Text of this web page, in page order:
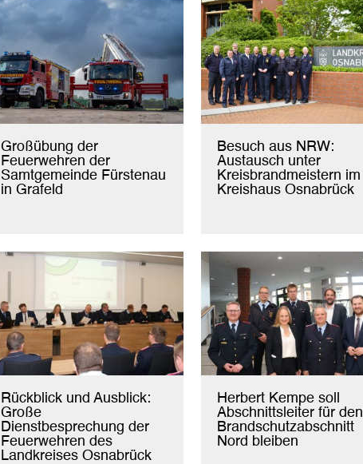
Großübung der
Feuerwehren der
Samtgemeinde Fürstenau
in Grafeld
Besuch aus NRW:
Austausch unter
Kreisbrandmeistern im
Kreishaus Osnabrück
Rückblick und Ausblick:
Große
Dienstbesprechung der
Feuerwehren des
Landkreises Osnabrück
Herbert Kempe soll
Abschnittsleiter für den
Brandschutzabschnitt
Nord bleiben